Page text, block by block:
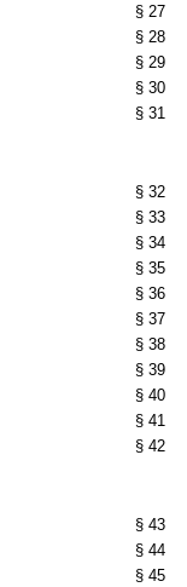
§ 27
§ 28
§ 29
§ 30
§ 31
§ 32
§ 33
§ 34
§ 35
§ 36
§ 37
§ 38
§ 39
§ 40
§ 41
§ 42
§ 43
§ 44
§ 45